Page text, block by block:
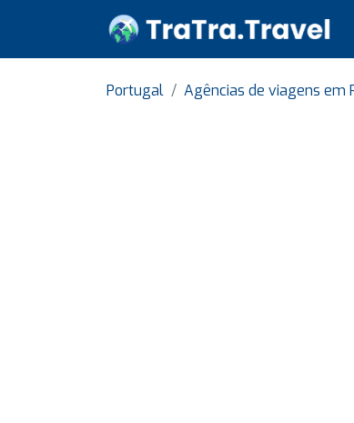
Portugal Agências de viagens em